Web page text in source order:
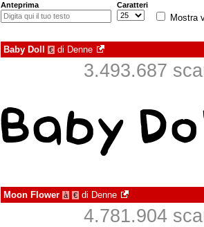
Anteprima Caratteri
Mostra
Baby Doll € di Denne
3.493.687
Moon Flower à € di Denne
4.781.904